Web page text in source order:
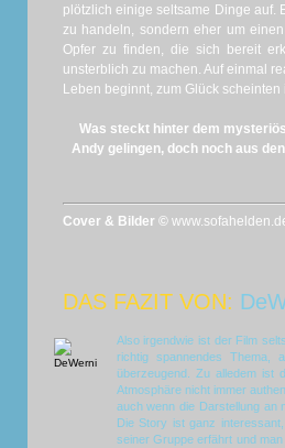
plötzlich einige seltsame Dinge auf.
zu handeln, sondern eher um
Opfer zu finden, die sich bereit
unsterblich zu machen. Auf einmal
Leben beginnt, zum Glück
Was steckt hinter dem
Andy gelingen, doch noch aus
Cover & Bilder ©
DAS FAZIT VON:
Also irgendwie ist der Film
richtig spannendes Thema,
überzeugend. Zu alledem ist
Atmosphäre nicht immer
auch wenn die Darstellung an
Die Story ist ganz
seiner Gruppe erfährt und